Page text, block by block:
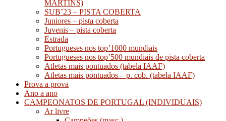
MARTINS)
SUB’23 – PISTA COBERTA
Juniores – pista coberta
Juvenis – pista coberta
Estrada
Portugueses nos top’1000 mundiais
Portugueses nos top’500 mundiais de pista coberta
Atletas mais pontuados (tabela IAAF)
Atletas mais pontuados – p. cob. (tabela IAAF)
Prova a prova
Ano a ano
CAMPEONATOS DE PORTUGAL (INDIVIDUAIS)
Ar livre